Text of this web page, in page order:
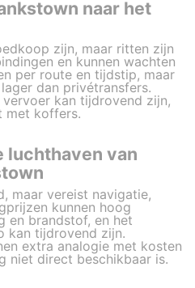
naar het
zijn, maar ritten zijn
en kunnen wachten
per route en tijdstip, maar
dan privétransfers.
kan tijdrovend zijn,
met koffers.
luchthaven van
maar vereist navigatie,
kunnen hoog
en brandstof, en het
kan tijdrovend zijn.
extra analogie met kosten
niet direct beschikbaar is.